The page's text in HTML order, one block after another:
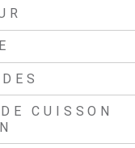
CUISSON